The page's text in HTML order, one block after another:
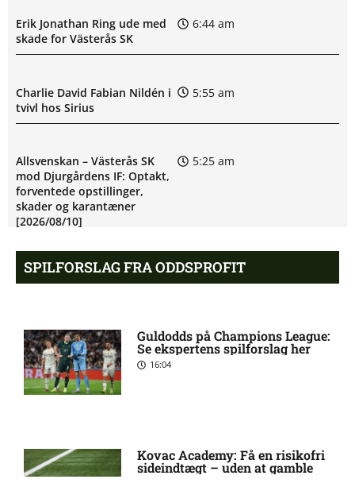
Erik Jonathan Ring ude med
skade for Västerås SK
6:44 am
Charlie David Fabian Nildén i
tvivl hos Sirius
5:55 am
Allsvenskan – Västerås SK
mod Djurgårdens IF: Optakt,
forventede opstillinger,
skader og karantæner
[2026/08/10]
5:25 am
UEFA Europa Conference
[2026/08/12]
5:20 am
Eric Noel Patrik Milleskog i
Rangers afviser gigantbud på
Chermiti
8:42 pm
SPILFORSLAG FRA ODDSPROFIT
Guldodds på Champions League:
Se ekspertens spilforslag her
16:04
Kovac Academy: Få en risikofri
sideindtægt – uden at gamble